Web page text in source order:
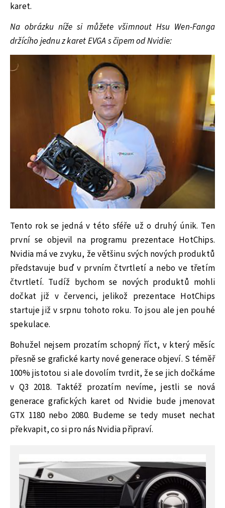
karet.
Na obrázku níže si můžete všimnout Hsu Wen-Fanga
držícího jednu z karet EVGA s čipem od Nvidie:
Tento rok se jedná v této sféře už o druhý únik. Ten
první se objevil na programu prezentace HotChips.
Nvidia má ve zvyku, že většinu svých nových produktů
představuje buď v prvním čtvrtletí a nebo ve třetím
čtvrtletí. Tudíž bychom se nových produktů mohli
dočkat již v červenci, jelikož prezentace HotChips
startuje již v srpnu tohoto roku. To jsou ale jen pouhé
spekulace.
Bohužel nejsem prozatím schopný říct, v který měsíc
přesně se grafické karty nové generace objeví. S téměř
100% jistotou si ale dovolím tvrdit, že se jich dočkáme
v Q3 2018. Taktéž prozatím nevíme, jestli se nová
generace grafických karet od Nvidie bude jmenovat
GTX 1180 nebo 2080. Budeme se tedy muset nechat
překvapit, co si pro nás Nvidia připraví.